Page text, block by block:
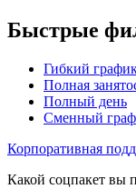
Быстрые
Гибкий
Полная
Полный день
Сменный
Корпоративная
Какой соцпакет вы